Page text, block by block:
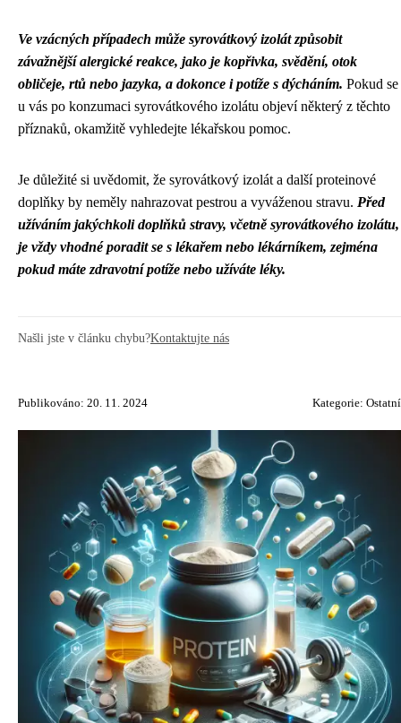
Ve vzácných případech může syrovátkový izolát způsobit
závažnější alergické reakce, jako je kopřivka, svědění, otok
obličeje, rtů nebo jazyka, a dokonce i potíže s dýcháním. Pokud se
u vás po konzumaci syrovátkového izolátu objeví některý z těchto
příznaků, okamžitě vyhledejte lékařskou pomoc.
Je důležité si uvědomit, že syrovátkový izolát a další proteinové
doplňky by neměly nahrazovat pestrou a vyváženou stravu. Před
užíváním jakýchkoli doplňků stravy, včetně syrovátkového izolátu,
je vždy vhodné poradit se s lékařem nebo lékárníkem, zejména
pokud máte zdravotní potíže nebo užíváte léky.
Našli jste v článku chybu?Kontaktujte nás
Publikováno: 20. 11. 2024 Kategorie: Ostatní